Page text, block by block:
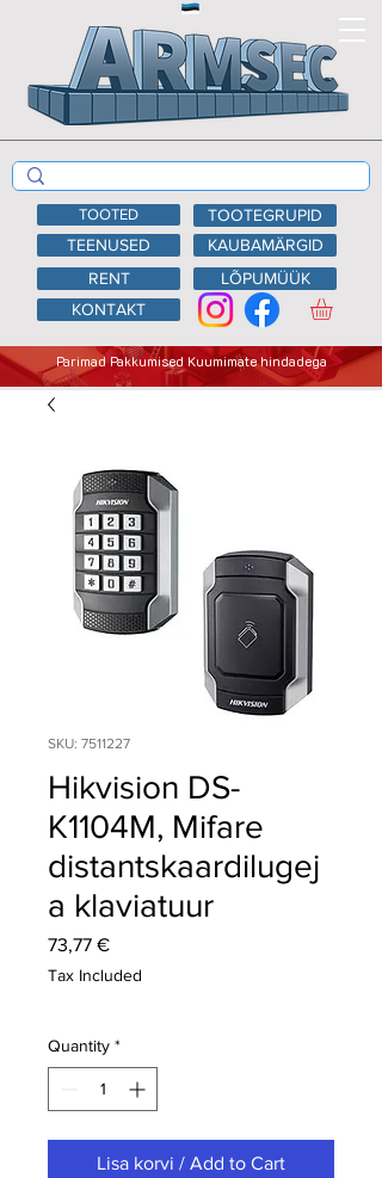
TEENUSED
KAUBAMÄRGID
RENT
LÕPUMÜÜK
KONTAKT
Parimad Pakkumised Kuumimate hindadega
TOOTED TOOTEGRUPID
SKU: 7511227
Hikvision DS-
K1104M, Mifare
distantskaardilugej
a klaviatuur
73,77 €Price
Tax Included
Quantity *
Lisa korvi / Add to Cart